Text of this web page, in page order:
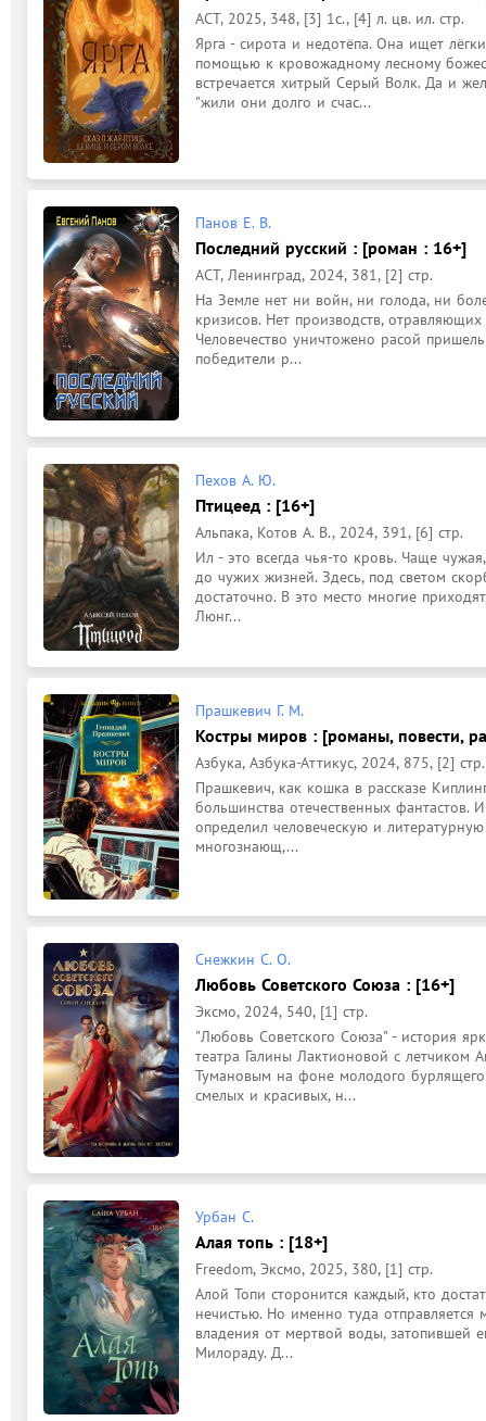
АСТ, 2025, 348, [3] 1с., [4] л. цв. ил. стр.
Ярга - сирота и недотёпа. Она ищет
помощью к кровожадному лесному
встречается хитрый Серый Волк. Да и
"жили они долго и счас...
Панов Е. В.
Последний русский : [роман : 16+]
АСТ, Ленинград, 2024, 381, [2] стр.
На Земле нет ни войн, ни голода, ни
кризисов. Нет производств,
Человечество уничтожено расой
победители р...
Пехов А. Ю.
Птицеед : [16+]
Альпака, Котов А. В., 2024, 391, [6] стр.
Ил - это всегда чья-то кровь. Чаще
до чужих жизней. Здесь, под светом
достаточно. В это место многие
Люнг...
Прашкевич Г. М.
Костры миров : [романы, повести,
Азбука, Азбука-Аттикус, 2024, 875, [2] стр.
Прашкевич, как кошка в рассказе
большинства отечественных фантастов.
определил человеческую и
многознающ,...
Снежкин С. О.
Любовь Советского Союза : [16+]
Эксмо, 2024, 540, [1] стр.
"Любовь Советского Союза" - история
театра Галины Лактионовой с
Тумановым на фоне молодого
смелых и красивых, н...
Урбан С.
Алая топь : [18+]
Freedom, Эксмо, 2025, 380, [1] стр.
Алой Топи сторонится каждый, кто
нечистью. Но именно туда отправляется
владения от мертвой воды, затопившей
Милораду. Д...